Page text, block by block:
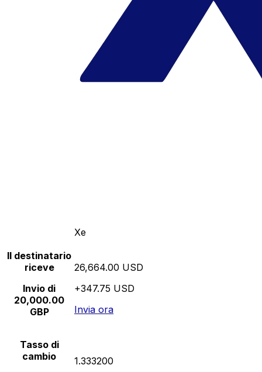
Xe
Il destinatario
riceve
Invio di
20,000.00
GBP
26,664.00 USD
+347.75 USD
Invia ora
Tasso di
cambio
1.333200